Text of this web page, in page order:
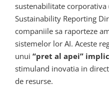
sustenabilitate corporativa
Sustainability Reporting
companiile sa raporteze
sistemelor lor AI. Aceste
unui “pret al apei”
stimuland inovatia in
de resurse.